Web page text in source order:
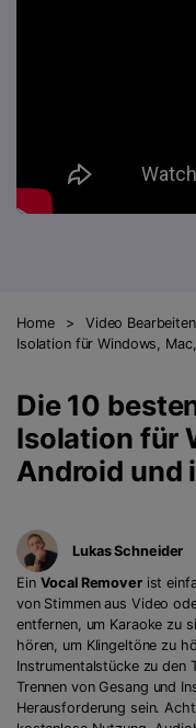
Kameranutzer
WEITERE TIPPS
Die neuesten
Ihr bester Video
Home > Video Bearbeiten
Isolation für Windows,
Die 10
Isolation für
Android und
Lukas Schneider
Ein Vocal Removerist
von Stimmen aus Video
entfernen, um Karaoke zu
hören, um Klingeltöne zu
Instrumentalstücke zu den
Trennen von Gesang und
Herausforderung sein.